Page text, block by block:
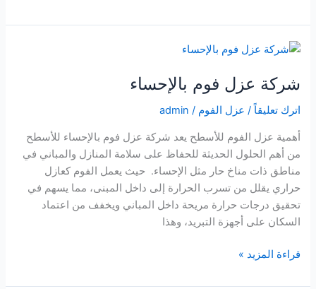
فوم
بالدمام
شركة عزل فوم بالإحساء
اترك تعليقاً / عزل الفوم /
admin
أهمية عزل الفوم للأسطح يعد شركة عزل فوم بالإحساء للأسطح
من أهم الحلول الحديثة للحفاظ على سلامة المنازل والمباني في
مناطق ذات مناخ حار مثل الإحساء. حيث يعمل الفوم كعازل
حراري يقلل من تسرب الحرارة إلى داخل المبنى، مما يسهم في
تحقيق درجات حرارة مريحة داخل المباني ويخفف من اعتماد
السكان على أجهزة التبريد، وهذا
شركة
قراءة المزيد »